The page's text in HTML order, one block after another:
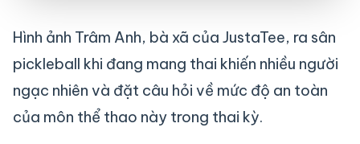
Hình ảnh Trâm Anh, bà xã của JustaTee, ra sân
pickleball khi đang mang thai khiến nhiều người
ngạc nhiên và đặt câu hỏi về mức độ an toàn
của môn thể thao này trong thai kỳ.